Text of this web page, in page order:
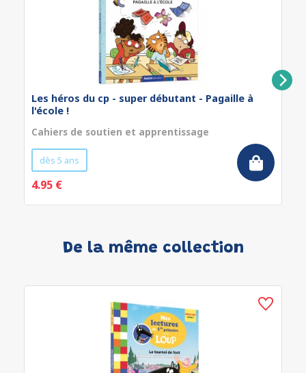
Les héros du cp - super débutant - Pagaille à
l'école !
Cahiers de soutien et apprentissage
dès 5 ans
4.95 €
De la même collection